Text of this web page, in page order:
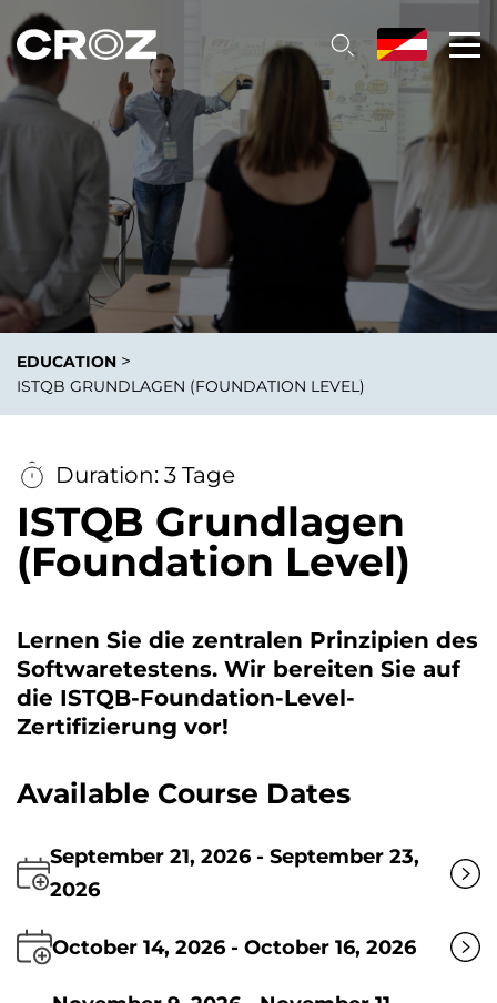
EDUCATION >
ISTQB GRUNDLAGEN (FOUNDATION LEVEL)
Duration: 3 Tage
ISTQB Grundlagen
(Foundation Level)
Lernen Sie die zentralen Prinzipien des
Softwaretestens. Wir bereiten Sie auf
die ISTQB-Foundation-Level-
Zertifizierung vor!
Available Course Dates
September 21, 2026 - September 23,
2026
October 14, 2026 - October 16, 2026